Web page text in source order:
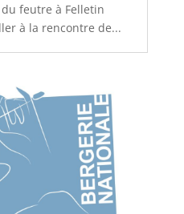
feutre à Felletin
à la rencontre de...